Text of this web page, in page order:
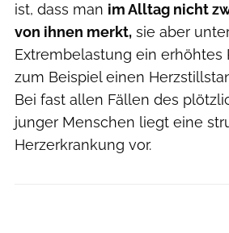
ist, dass man im Alltag nicht
von ihnen merkt, sie aber
Extrembelastung ein erhöhtes
zum Beispiel einen
Bei fast allen Fällen des
junger Menschen liegt eine
Herzerkrankung vor.